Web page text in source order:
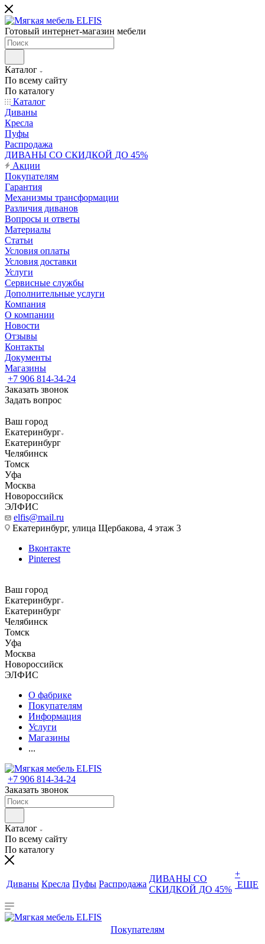
Готовый интернет-магазин мебели
Каталог
По всему сайту
По каталогу
Каталог
Диваны
Кресла
Пуфы
Распродажа
ДИВАНЫ СО СКИДКОЙ ДО 45%
Акции
Покупателям
Гарантия
Механизмы трансформации
Различия диванов
Вопросы и ответы
Материалы
Статьи
Условия оплаты
Условия доставки
Услуги
Сервисные службы
Дополнительные услуги
Компания
О компании
Новости
Отзывы
Контакты
Документы
Магазины
+7 906 814-34-24
Заказать звонок
Задать вопрос
Ваш город
Екатеринбург
Екатеринбург
Челябинск
Томск
Уфа
Москва
Новороссийск
ЭЛФИС
elfis@mail.ru
Екатеринбург, улица Щербакова, 4 этаж 3
Вконтакте
Pinterest
Ваш город
Екатеринбург
Екатеринбург
Челябинск
Томск
Уфа
Москва
Новороссийск
ЭЛФИС
О фабрике
Покупателям
Информация
Услуги
Магазины
...
+7 906 814-34-24
Заказать звонок
Каталог
По всему сайту
По каталогу
Диваны Кресла Пуфы Распродажа
ДИВАНЫ СО
СКИДКОЙ ДО 45%
+
ЕЩЕ
Покупателям